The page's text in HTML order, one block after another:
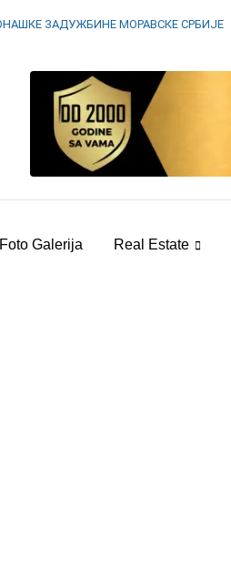
ЗАДУЖБИНЕ МОРАВСКЕ СРБИЈЕ
Foto Galerija Real Estate